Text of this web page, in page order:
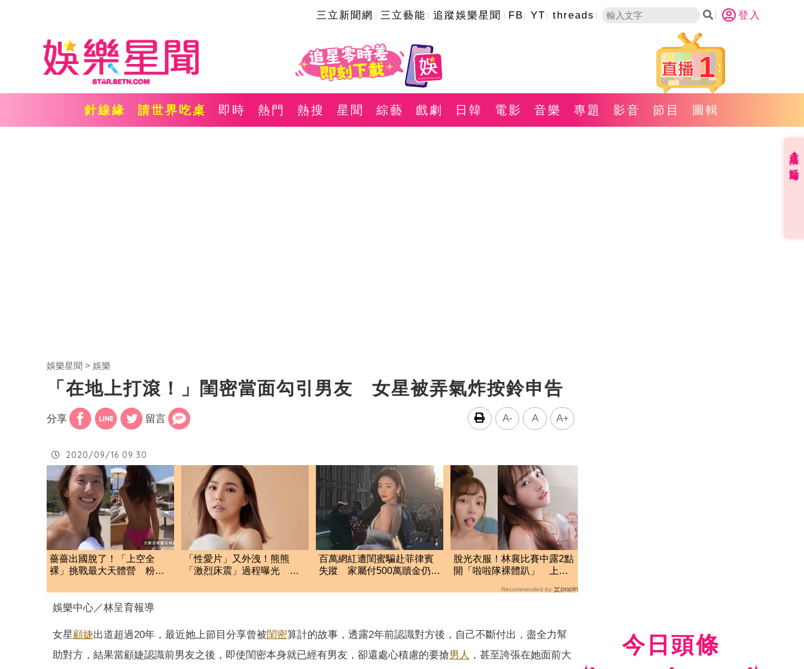
三立新聞網 三立藝能 追蹤娛樂星聞 FB YT threads 登入
1
針線緣 請世界吃桌 即時 熱門 熱搜 星聞 綜藝 戲劇 日韓 電影 音樂 專題 影音 節目 圖輯
娛樂星聞 娛樂
「在地上打滾！」閨密當面勾引男友 女星被弄氣炸按鈴申告
分享 留言 A- A A+
2020/09/16 09:30
薔薔出國脫了！「上空全
裸」挑戰最大天體營 粉紅
「性愛片」又外洩！熊熊
「激烈床震」過程曝光 直
百萬網紅遭閨蜜騙赴菲律賓
失蹤 家屬付500萬贖金仍遭
脫光衣服！林襄比賽中露2點
開「啦啦隊裸體趴」 上空
Recommended by
娛樂中心／林呈育報導
女星顧婕出道超過20年，最近她上節目分享曾被閨密算計的故事，透露2年前認識對方後，自己不斷付出，盡全力幫
助對方，結果當顧婕認識前男友之後，即使閨密本身就已經有男友，卻還處心積慮的要搶男人 ，甚至誇張在她面前大
今日頭條
直播✦活動